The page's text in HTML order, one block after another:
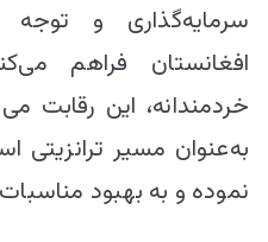
سرمایه‌گذاری و
افغانستان فراهم
خردمندانه، این رقابت
به‌عنوان مسیر ترانزیتی
نموده و به بهبود